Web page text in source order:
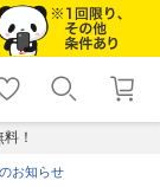
shopping_cart lock_outline
ログイン
！
お知らせ